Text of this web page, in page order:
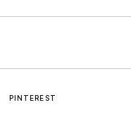
PINTEREST